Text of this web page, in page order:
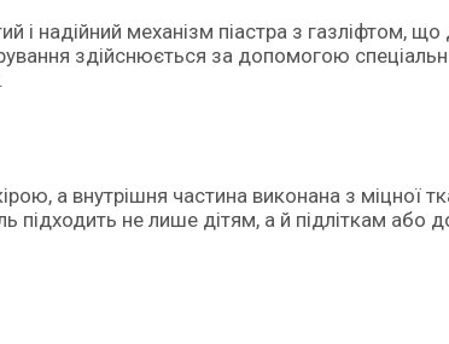
і надійний механізм піастра з газліфтом,
здійснюється за допомогою
а внутрішня частина виконана з міцної
не лише дітям, а й підліткам або